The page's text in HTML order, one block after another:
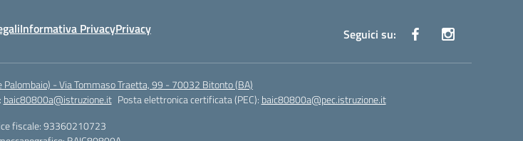
Informativa PrivacyPrivacy Seguici su:
Palombaio) - Via Tommaso Traetta, 99 - 70032 Bitonto (BA)
baic80800a@istruzione.it Posta elettronica certificata (PEC): baic80800a@pec.istruzione.it
fiscale: 93360210723